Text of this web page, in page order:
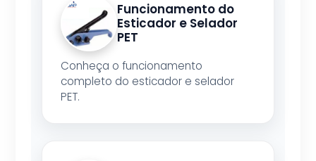
Funcionamento do
Esticador e Selador
PET
Conheça o funcionamento
completo do esticador e selador
PET.